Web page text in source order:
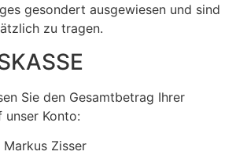
gesondert ausgewiesen und sind
zu tragen.
Sie den Gesamtbetrag Ihrer
unser Konto:
Zisser